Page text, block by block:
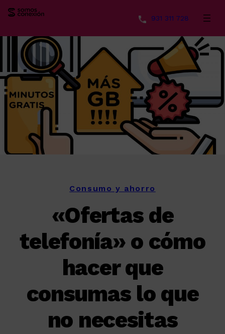
contenido
931 311 728
Consumo y ahorro
«Ofertas de
telefonía» o cómo
hacer que
consumas lo que
no necesitas